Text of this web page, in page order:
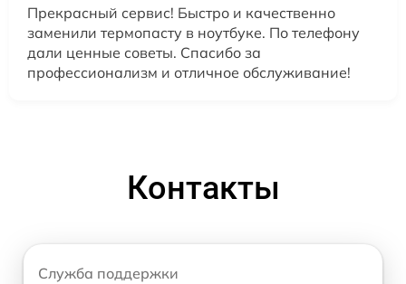
Прекрасный сервис! Быстро и качественно
заменили термопасту в ноутбуке. По телефону
дали ценные советы. Спасибо за
профессионализм и отличное обслуживание!
Контакты
Служба поддержки